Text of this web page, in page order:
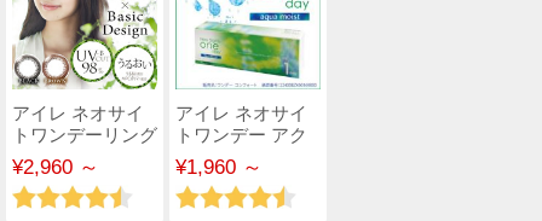
アイレ ネオサイ
トワンデーリング
UV 30枚入
¥2,960 ～
アイレ ネオサイ
トワンデー アク
アモイスト
¥1,960 ～